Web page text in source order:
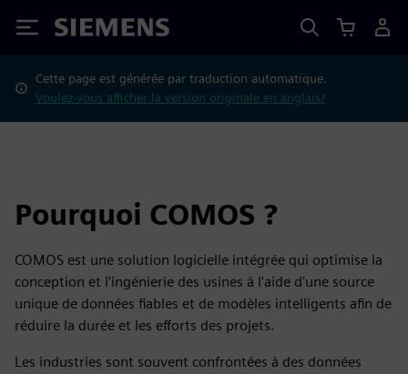
Siemens
Cette page est générée par traduction automatique.
Voulez-vous afficher la version originale en anglais?
Pourquoi COMOS ?
COMOS est une solution logicielle intégrée qui optimise la
conception et l'ingénierie des usines à l'aide d'une source
unique de données fiables et de modèles intelligents afin de
réduire la durée et les efforts des projets.
Les industries sont souvent confrontées à des données